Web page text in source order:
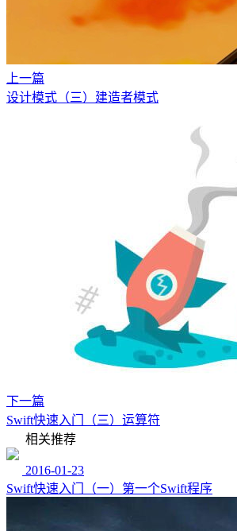
上一篇
设计模式（三）建造者模式
下一篇
Swift快速入门（三）运算符
相关推荐
2016-01-23
Swift快速入门（一）第一个Swift程序